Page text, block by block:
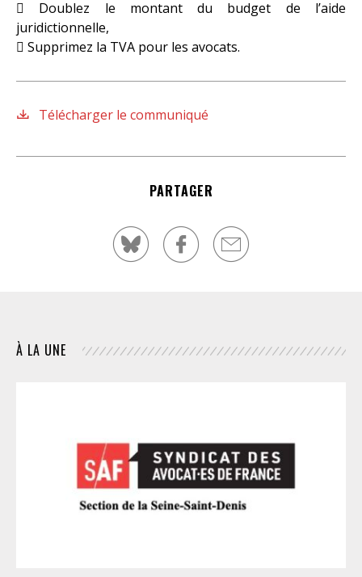
 Doublez le montant du budget de l’aide
juridictionnelle,
 Supprimez la TVA pour les avocats.
Télécharger le communiqué
PARTAGER
À LA UNE